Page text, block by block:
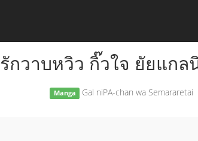
รักวาบหวิว กิ๊วใจ ยัยแกล
Manga Gal niPA-chan wa Semararetai